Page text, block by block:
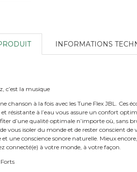
c’est la musique
chanson à la fois avec les Tune Flex JBL. Ces
résistante à l’eau vous assure un confort
d’une qualité optimale n’importe où,
vous isoler du monde et de rester conscient
une conscience sonore naturelle. Mieux
connecté(e) à votre monde, à votre façon.
INFORMATIONS